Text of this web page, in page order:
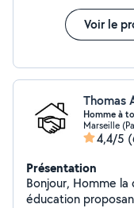
Voir le
Thomas
Homme à
Marseille
4,4/5
Présentation
Bonjour, Homme la quarantaine, courtois et de bonne
éducation